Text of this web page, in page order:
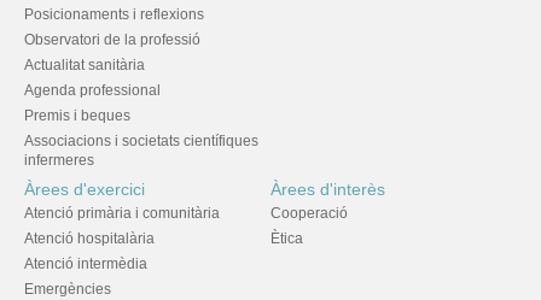
Posicionaments i reflexions
Observatori de la professió
Actualitat sanitària
Agenda professional
Premis i beques
Associacions i societats científiques
infermeres
Àrees d'exercici
Atenció primària i comunitària
Atenció hospitalària
Atenció intermèdia
Emergències
Àrees d'interès
Cooperació
Ètica